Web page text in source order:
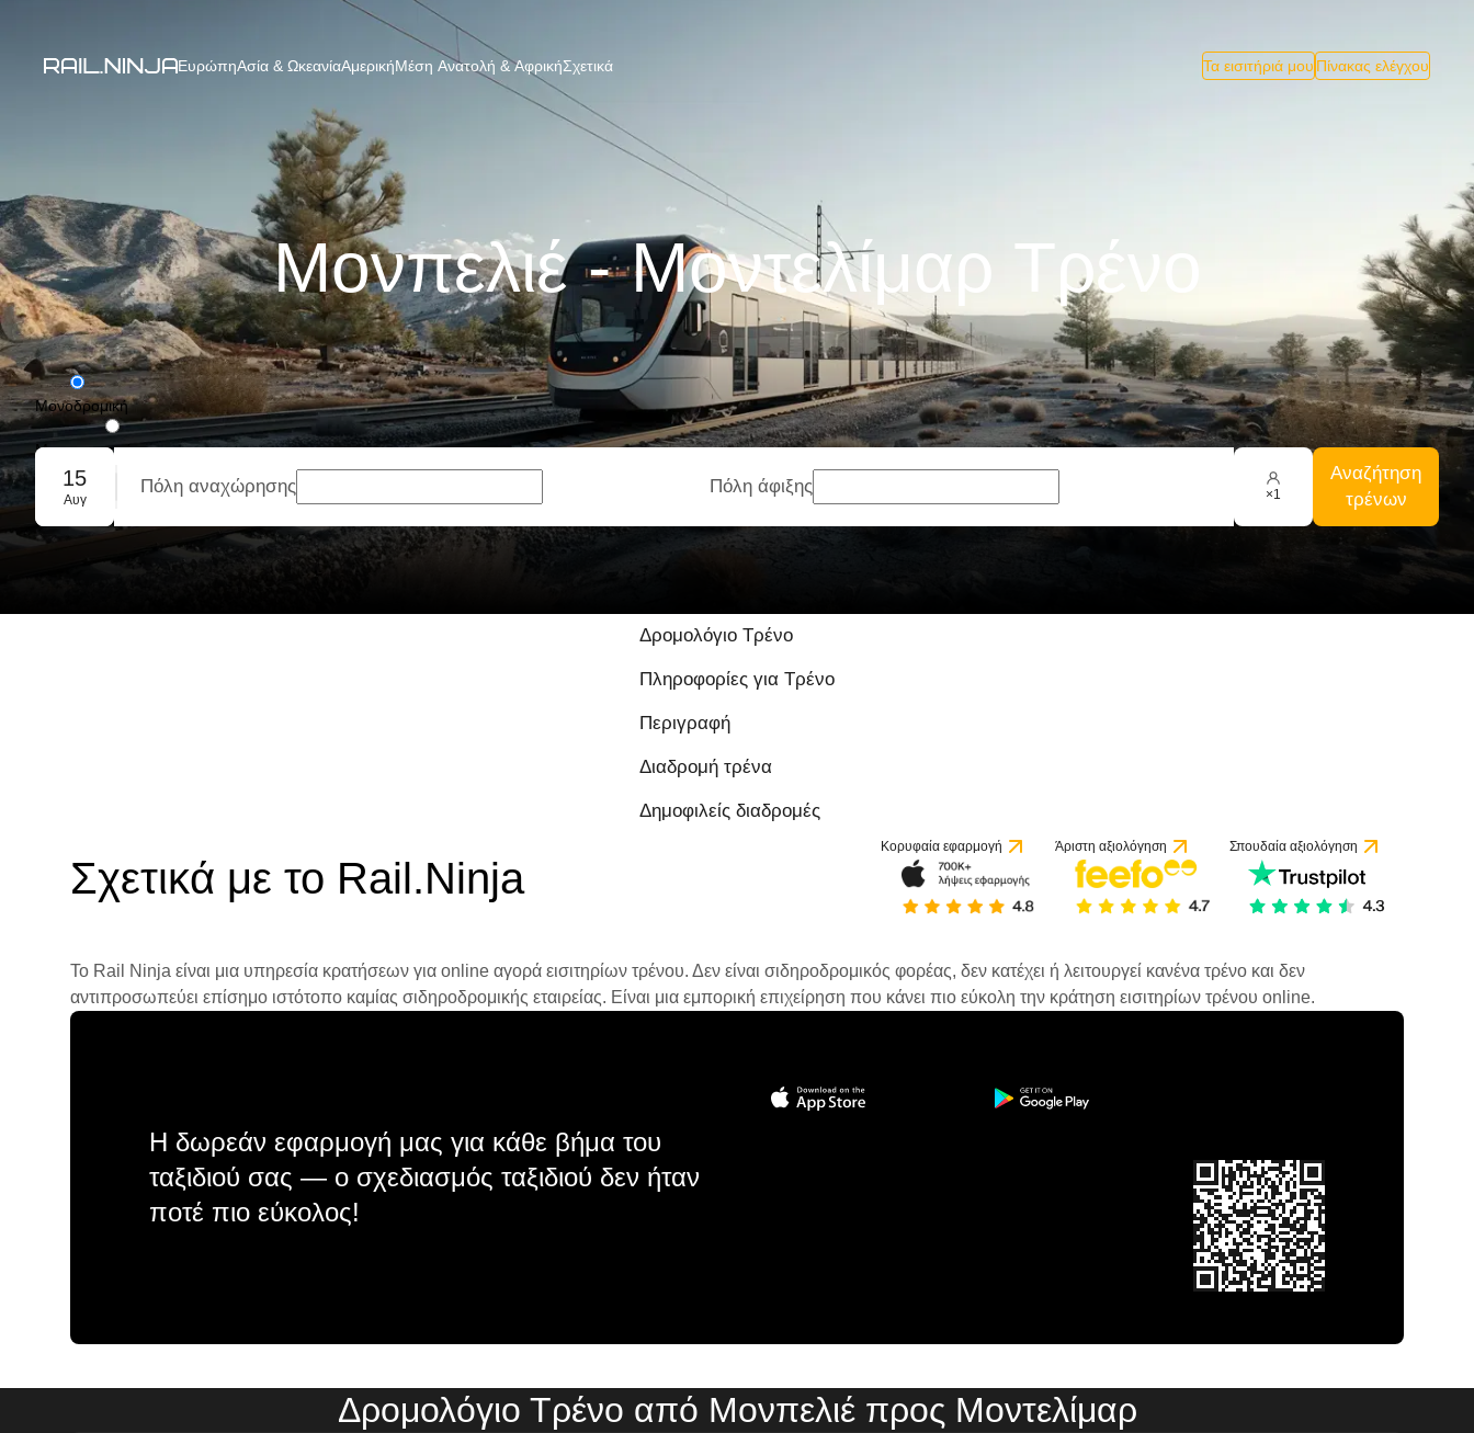
ΕυρώπηΑσία & ΩκεανίαΑμερικήΜέση Ανατολή & ΑφρικήΣχετικά Τα εισιτήριά μου Πίνακας ελέγχου
Μονπελιέ - Μοντελίμαρ Tρένο
Μονοδρομική
Με επιστροφή
Ομαδική κράτηση
15
Αυγ
Πόλη αναχώρησης Πόλη άφιξης ×1
Αναζήτηση
τρένων
Δρομολόγιο Τρένο
Πληροφορίες για Τρένο
Περιγραφή
Διαδρομή τρένα
Δημοφιλείς διαδρομές
Σχετικά με το Rail.Ninja
Κορυφαία εφαρμογή Άριστη αξιολόγηση Σπουδαία αξιολόγηση
Το Rail Ninja είναι μια υπηρεσία κρατήσεων για online αγορά εισιτηρίων τρένου. Δεν είναι σιδηροδρομικός φορέας, δεν κατέχει ή λειτουργεί κανένα τρένο και δεν
αντιπροσωπεύει επίσημο ιστότοπο καμίας σιδηροδρομικής εταιρείας. Είναι μια εμπορική επιχείρηση που κάνει πιο εύκολη την κράτηση εισιτηρίων τρένου online.
Η δωρεάν εφαρμογή μας για κάθε βήμα του
ταξιδιού σας — ο σχεδιασμός ταξιδιού δεν ήταν
ποτέ πιο εύκολος!
Δρομολόγιο Τρένο από Μονπελιέ προς Μοντελίμαρ